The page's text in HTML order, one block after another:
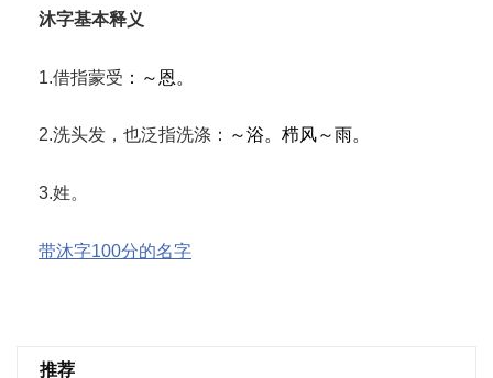
沐字基本释义
1.借指蒙受 ：～恩。
2.洗头发，也泛指洗涤 ：～浴。栉风～雨。
3.姓。
带沐字100分的名字
推荐